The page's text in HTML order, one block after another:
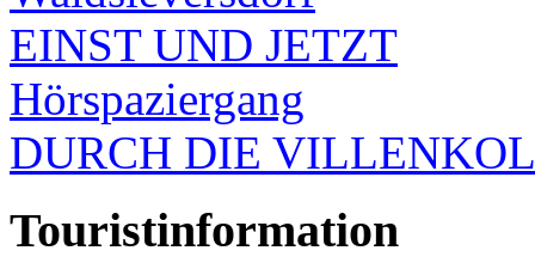
EINST UND JETZT
Hörspaziergang
DURCH DIE
Touristinformation